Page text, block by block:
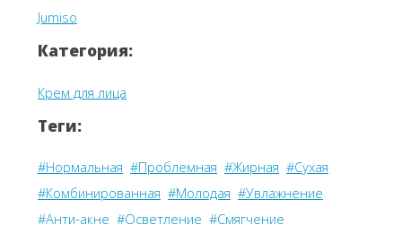
Jumiso
Категория:
Крем для лица
Теги:
#Нормальная #Проблемная #Жирная #Сухая
#Комбинированная #Молодая #Увлажнение
#Анти-акне #Осветление #Смягчение